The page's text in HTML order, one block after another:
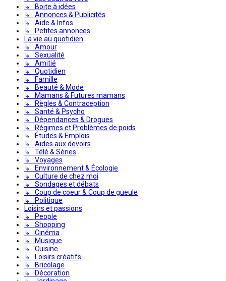
↳ Boite à idées
↳ Annonces & Publicités
↳ Aide & Infos
↳ Petites annonces
La vie au quotidien
↳ Amour
↳ Sexualité
↳ Amitié
↳ Quotidien
↳ Famille
↳ Beauté & Mode
↳ Mamans & Futures mamans
↳ Règles & Contraception
↳ Santé & Psycho
↳ Dépendances & Drogues
↳ Régimes et Problèmes de poids
↳ Études & Emplois
↳ Aides aux devoirs
↳ Télé & Séries
↳ Voyages
↳ Environnement & Écologie
↳ Culture de chez moi
↳ Sondages et débats
↳ Coup de coeur & Coup de gueule
↳ Politique
Loisirs et passions
↳ People
↳ Shopping
↳ Cinéma
↳ Musique
↳ Cuisine
↳ Loisirs créatifs
↳ Bricolage
↳ Décoration